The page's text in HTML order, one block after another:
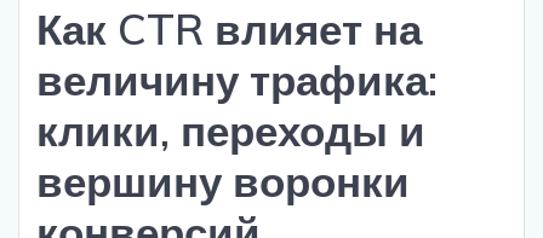
Как CTR влияет на
величину трафика:
клики, переходы и
вершину воронки